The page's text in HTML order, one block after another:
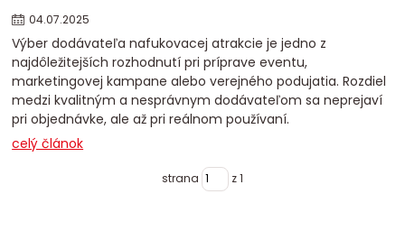
04.07.2025
Výber dodávateľa nafukovacej atrakcie je jedno z
najdôležitejších rozhodnutí pri príprave eventu,
marketingovej kampane alebo verejného podujatia. Rozdiel
medzi kvalitným a nesprávnym dodávateľom sa neprejaví
pri objednávke, ale až pri reálnom používaní.
celý článok
strana z 1